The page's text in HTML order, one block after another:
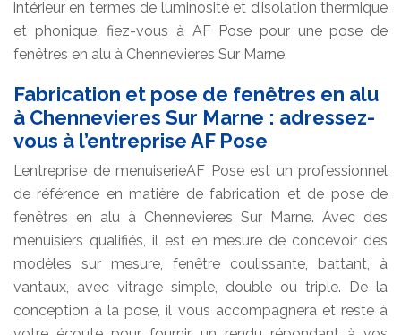
intérieur en termes de luminosité et d’isolation thermique
et phonique, fiez-vous à AF Pose pour une pose de
fenêtres en alu à Chennevieres Sur Marne.
Fabrication et pose de fenêtres en alu
à Chennevieres Sur Marne : adressez-
vous à l’entreprise AF Pose
L’entreprise de menuiserieAF Pose est un professionnel
de référence en matière de fabrication et de pose de
fenêtres en alu à Chennevieres Sur Marne. Avec des
menuisiers qualifiés, il est en mesure de concevoir des
modèles sur mesure, fenêtre coulissante, battant, à
vantaux, avec vitrage simple, double ou triple. De la
conception à la pose, il vous accompagnera et reste à